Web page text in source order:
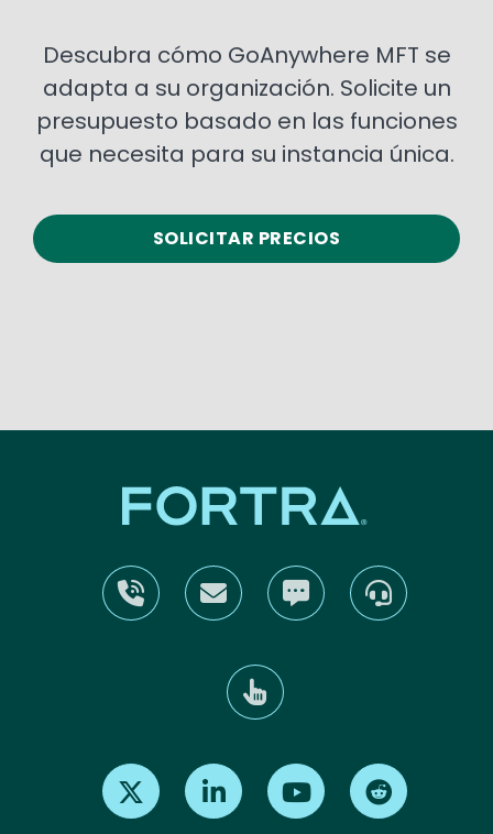
Descubra cómo GoAnywhere MFT se
adapta a su organización. Solicite un
presupuesto basado en las funciones
que necesita para su instancia única.
SOLICITAR PRECIOS
Find us on X Find us on LinkedInFind us on Youtube